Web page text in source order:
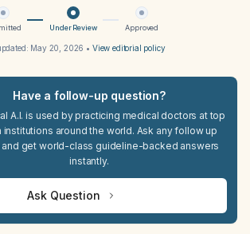
Under Review Approved
May 20, 2026 • View editorial policy
Have a follow-up question?
A.I. is used by practicing medical doctors at top
institutions around the world. Ask any follow up
and get world-class guideline-backed answers
instantly.
Ask Question